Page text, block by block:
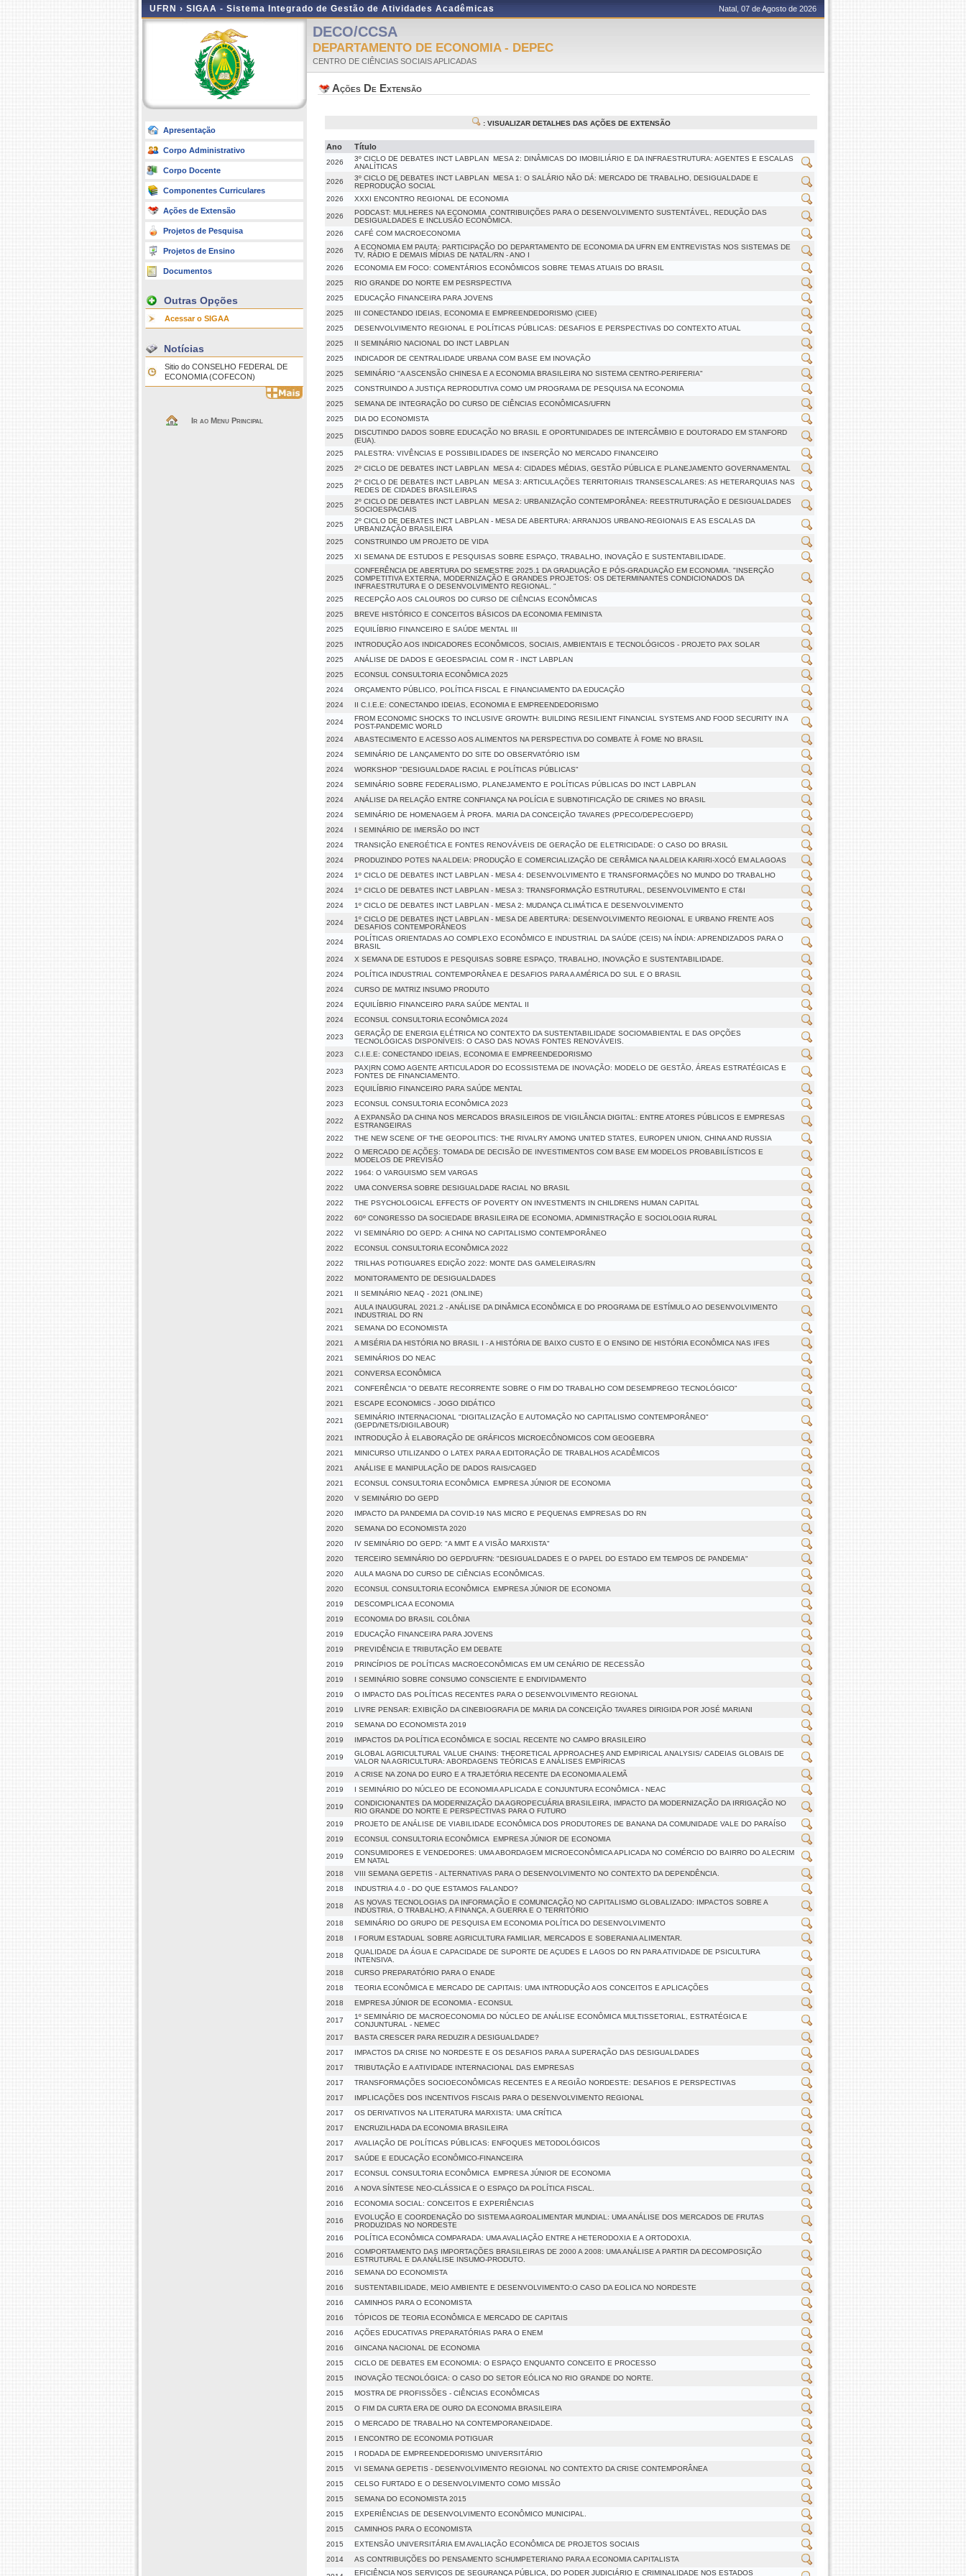
UFRN › SIGAA - Sistema Integrado de Gestão de Atividades Acadêmicas Natal, 07 de Agosto de 2026
Apresentação
Corpo Administrativo
Corpo Docente
Componentes Curriculares
Ações de Extensão
Projetos de Pesquisa
Projetos de Ensino
Documentos
Outras Opções
Acessar o SIGAA
Notícias
Sitio do CONSELHO FEDERAL DE
ECONOMIA (COFECON)
Ir ao Menu Principal
DECO/CCSA
DEPARTAMENTO DE ECONOMIA - DEPEC
CENTRO DE CIÊNCIAS SOCIAIS APLICADAS
Ações De Extensão
: VISUALIZAR DETALHES DAS AÇÕES DE EXTENSÃO
Ano Título
2026
3º CICLO DE DEBATES INCT LABPLAN  MESA 2: DINÂMICAS DO IMOBILIÁRIO E DA INFRAESTRUTURA: AGENTES E ESCALAS
ANALÍTICAS
2026
3º CICLO DE DEBATES INCT LABPLAN  MESA 1: O SALÁRIO NÃO DÁ: MERCADO DE TRABALHO, DESIGUALDADE E
REPRODUÇÃO SOCIAL
2026
XXXI ENCONTRO REGIONAL DE ECONOMIA
2026
PODCAST: MULHERES NA ECONOMIA  CONTRIBUIÇÕES PARA O DESENVOLVIMENTO SUSTENTÁVEL, REDUÇÃO DAS
DESIGUALDADES E INCLUSÃO ECONÔMICA.
2026
CAFÉ COM MACROECONOMIA
2026
A ECONOMIA EM PAUTA: PARTICIPAÇÃO DO DEPARTAMENTO DE ECONOMIA DA UFRN EM ENTREVISTAS NOS SISTEMAS DE
TV, RÁDIO E DEMAIS MÍDIAS DE NATAL/RN - ANO I
2026
ECONOMIA EM FOCO: COMENTÁRIOS ECONÔMICOS SOBRE TEMAS ATUAIS DO BRASIL
2025
RIO GRANDE DO NORTE EM PESRSPECTIVA
2025
EDUCAÇÃO FINANCEIRA PARA JOVENS
2025
III CONECTANDO IDEIAS, ECONOMIA E EMPREENDEDORISMO (CIEE)
2025
DESENVOLVIMENTO REGIONAL E POLÍTICAS PÚBLICAS: DESAFIOS E PERSPECTIVAS DO CONTEXTO ATUAL
2025
II SEMINÁRIO NACIONAL DO INCT LABPLAN
2025
INDICADOR DE CENTRALIDADE URBANA COM BASE EM INOVAÇÃO
2025
SEMINÁRIO "A ASCENSÃO CHINESA E A ECONOMIA BRASILEIRA NO SISTEMA CENTRO-PERIFERIA"
2025
CONSTRUINDO A JUSTIÇA REPRODUTIVA COMO UM PROGRAMA DE PESQUISA NA ECONOMIA
2025
SEMANA DE INTEGRAÇÃO DO CURSO DE CIÊNCIAS ECONÔMICAS/UFRN
2025
DIA DO ECONOMISTA
2025
DISCUTINDO DADOS SOBRE EDUCAÇÃO NO BRASIL E OPORTUNIDADES DE INTERCÂMBIO E DOUTORADO EM STANFORD
(EUA).
2025
PALESTRA: VIVÊNCIAS E POSSIBILIDADES DE INSERÇÃO NO MERCADO FINANCEIRO
2025
2º CICLO DE DEBATES INCT LABPLAN  MESA 4: CIDADES MÉDIAS, GESTÃO PÚBLICA E PLANEJAMENTO GOVERNAMENTAL
2025
2º CICLO DE DEBATES INCT LABPLAN  MESA 3: ARTICULAÇÕES TERRITORIAIS TRANSESCALARES: AS HETERARQUIAS NAS
REDES DE CIDADES BRASILEIRAS
2025
2º CICLO DE DEBATES INCT LABPLAN  MESA 2: URBANIZAÇÃO CONTEMPORÂNEA: REESTRUTURAÇÃO E DESIGUALDADES
SOCIOESPACIAIS
2025
2º CICLO DE DEBATES INCT LABPLAN - MESA DE ABERTURA: ARRANJOS URBANO-REGIONAIS E AS ESCALAS DA
URBANIZAÇÃO BRASILEIRA
2025
CONSTRUINDO UM PROJETO DE VIDA
2025
XI SEMANA DE ESTUDOS E PESQUISAS SOBRE ESPAÇO, TRABALHO, INOVAÇÃO E SUSTENTABILIDADE.
2025
CONFERÊNCIA DE ABERTURA DO SEMESTRE 2025.1 DA GRADUAÇÃO E PÓS-GRADUAÇÃO EM ECONOMIA. "INSERÇÃO
COMPETITIVA EXTERNA, MODERNIZAÇÃO E GRANDES PROJETOS: OS DETERMINANTES CONDICIONADOS DA
INFRAESTRUTURA E O DESENVOLVIMENTO REGIONAL. "
2025
RECEPÇÃO AOS CALOUROS DO CURSO DE CIÊNCIAS ECONÔMICAS
2025
BREVE HISTÓRICO E CONCEITOS BÁSICOS DA ECONOMIA FEMINISTA
2025
EQUILÍBRIO FINANCEIRO E SAÚDE MENTAL III
2025
INTRODUÇÃO AOS INDICADORES ECONÔMICOS, SOCIAIS, AMBIENTAIS E TECNOLÓGICOS - PROJETO PAX SOLAR
2025
ANÁLISE DE DADOS E GEOESPACIAL COM R - INCT LABPLAN
2025
ECONSUL CONSULTORIA ECONÔMICA 2025
2024
ORÇAMENTO PÚBLICO, POLÍTICA FISCAL E FINANCIAMENTO DA EDUCAÇÃO
2024
II C.I.E.E: CONECTANDO IDEIAS, ECONOMIA E EMPREENDEDORISMO
2024
FROM ECONOMIC SHOCKS TO INCLUSIVE GROWTH: BUILDING RESILIENT FINANCIAL SYSTEMS AND FOOD SECURITY IN A
POST-PANDEMIC WORLD
2024
ABASTECIMENTO E ACESSO AOS ALIMENTOS NA PERSPECTIVA DO COMBATE À FOME NO BRASIL
2024
SEMINÁRIO DE LANÇAMENTO DO SITE DO OBSERVATÓRIO ISM
2024
WORKSHOP "DESIGUALDADE RACIAL E POLÍTICAS PÚBLICAS"
2024
SEMINÁRIO SOBRE FEDERALISMO, PLANEJAMENTO E POLÍTICAS PÚBLICAS DO INCT LABPLAN
2024
ANÁLISE DA RELAÇÃO ENTRE CONFIANÇA NA POLÍCIA E SUBNOTIFICAÇÃO DE CRIMES NO BRASIL
2024
SEMINÁRIO DE HOMENAGEM À PROFA. MARIA DA CONCEIÇÃO TAVARES (PPECO/DEPEC/GEPD)
2024
I SEMINÁRIO DE IMERSÃO DO INCT
2024
TRANSIÇÃO ENERGÉTICA E FONTES RENOVÁVEIS DE GERAÇÃO DE ELETRICIDADE: O CASO DO BRASIL
2024
PRODUZINDO POTES NA ALDEIA: PRODUÇÃO E COMERCIALIZAÇÃO DE CERÂMICA NA ALDEIA KARIRI-XOCÓ EM ALAGOAS
2024
1º CICLO DE DEBATES INCT LABPLAN - MESA 4: DESENVOLVIMENTO E TRANSFORMAÇÕES NO MUNDO DO TRABALHO
2024
1º CICLO DE DEBATES INCT LABPLAN - MESA 3: TRANSFORMAÇÃO ESTRUTURAL, DESENVOLVIMENTO E CT&I
2024
1º CICLO DE DEBATES INCT LABPLAN - MESA 2: MUDANÇA CLIMÁTICA E DESENVOLVIMENTO
2024
1º CICLO DE DEBATES INCT LABPLAN - MESA DE ABERTURA: DESENVOLVIMENTO REGIONAL E URBANO FRENTE AOS
DESAFIOS CONTEMPORÂNEOS
2024
POLÍTICAS ORIENTADAS AO COMPLEXO ECONÔMICO E INDUSTRIAL DA SAÚDE (CEIS) NA ÍNDIA: APRENDIZADOS PARA O
BRASIL
2024
X SEMANA DE ESTUDOS E PESQUISAS SOBRE ESPAÇO, TRABALHO, INOVAÇÃO E SUSTENTABILIDADE.
2024
POLÍTICA INDUSTRIAL CONTEMPORÂNEA E DESAFIOS PARA A AMÉRICA DO SUL E O BRASIL
2024
CURSO DE MATRIZ INSUMO PRODUTO
2024
EQUILÍBRIO FINANCEIRO PARA SAÚDE MENTAL II
2024
ECONSUL CONSULTORIA ECONÔMICA 2024
2023
GERAÇÃO DE ENERGIA ELÉTRICA NO CONTEXTO DA SUSTENTABILIDADE SOCIOMABIENTAL E DAS OPÇÕES
TECNOLÓGICAS DISPONÍVEIS: O CASO DAS NOVAS FONTES RENOVÁVEIS.
2023
C.I.E.E: CONECTANDO IDEIAS, ECONOMIA E EMPREENDEDORISMO
2023
PAX|RN COMO AGENTE ARTICULADOR DO ECOSSISTEMA DE INOVAÇÃO: MODELO DE GESTÃO, ÁREAS ESTRATÉGICAS E
FONTES DE FINANCIAMENTO.
2023
EQUILÍBRIO FINANCEIRO PARA SAÚDE MENTAL
2023
ECONSUL CONSULTORIA ECONÔMICA 2023
2022
A EXPANSÃO DA CHINA NOS MERCADOS BRASILEIROS DE VIGILÂNCIA DIGITAL: ENTRE ATORES PÚBLICOS E EMPRESAS
ESTRANGEIRAS
2022
THE NEW SCENE OF THE GEOPOLITICS: THE RIVALRY AMONG UNITED STATES, EUROPEN UNION, CHINA AND RUSSIA
2022
O MERCADO DE AÇÕES: TOMADA DE DECISÃO DE INVESTIMENTOS COM BASE EM MODELOS PROBABILÍSTICOS E
MODELOS DE PREVISÃO
2022
1964: O VARGUISMO SEM VARGAS
2022
UMA CONVERSA SOBRE DESIGUALDADE RACIAL NO BRASIL
2022
THE PSYCHOLOGICAL EFFECTS OF POVERTY ON INVESTMENTS IN CHILDRENS HUMAN CAPITAL
2022
60º CONGRESSO DA SOCIEDADE BRASILEIRA DE ECONOMIA, ADMINISTRAÇÃO E SOCIOLOGIA RURAL
2022
VI SEMINÁRIO DO GEPD: A CHINA NO CAPITALISMO CONTEMPORÂNEO
2022
ECONSUL CONSULTORIA ECONÔMICA 2022
2022
TRILHAS POTIGUARES EDIÇÃO 2022: MONTE DAS GAMELEIRAS/RN
2022
MONITORAMENTO DE DESIGUALDADES
2021
II SEMINÁRIO NEAQ - 2021 (ONLINE)
2021
AULA INAUGURAL 2021.2 - ANÁLISE DA DINÂMICA ECONÔMICA E DO PROGRAMA DE ESTÍMULO AO DESENVOLVIMENTO
INDUSTRIAL DO RN
2021
SEMANA DO ECONOMISTA
2021
A MISÉRIA DA HISTÓRIA NO BRASIL I - A HISTÓRIA DE BAIXO CUSTO E O ENSINO DE HISTÓRIA ECONÔMICA NAS IFES
2021
SEMINÁRIOS DO NEAC
2021
CONVERSA ECONÔMICA
2021
CONFERÊNCIA "O DEBATE RECORRENTE SOBRE O FIM DO TRABALHO COM DESEMPREGO TECNOLÓGICO"
2021
ESCAPE ECONOMICS - JOGO DIDÁTICO
2021
SEMINÁRIO INTERNACIONAL "DIGITALIZAÇÃO E AUTOMAÇÃO NO CAPITALISMO CONTEMPORÂNEO"
(GEPD/NETS/DIGILABOUR)
2021
INTRODUÇÃO À ELABORAÇÃO DE GRÁFICOS MICROECÔNOMICOS COM GEOGEBRA
2021
MINICURSO UTILIZANDO O LATEX PARA A EDITORAÇÃO DE TRABALHOS ACADÊMICOS
2021
ANÁLISE E MANIPULAÇÃO DE DADOS RAIS/CAGED
2021
ECONSUL CONSULTORIA ECONÔMICA  EMPRESA JÚNIOR DE ECONOMIA
2020
V SEMINÁRIO DO GEPD
2020
IMPACTO DA PANDEMIA DA COVID-19 NAS MICRO E PEQUENAS EMPRESAS DO RN
2020
SEMANA DO ECONOMISTA 2020
2020
IV SEMINÁRIO DO GEPD: "A MMT E A VISÃO MARXISTA"
2020
TERCEIRO SEMINÁRIO DO GEPD/UFRN: "DESIGUALDADES E O PAPEL DO ESTADO EM TEMPOS DE PANDEMIA"
2020
AULA MAGNA DO CURSO DE CIÊNCIAS ECONÔMICAS.
2020
ECONSUL CONSULTORIA ECONÔMICA  EMPRESA JÚNIOR DE ECONOMIA
2019
DESCOMPLICA A ECONOMIA
2019
ECONOMIA DO BRASIL COLÔNIA
2019
EDUCAÇÃO FINANCEIRA PARA JOVENS
2019
PREVIDÊNCIA E TRIBUTAÇÃO EM DEBATE
2019
PRINCÍPIOS DE POLÍTICAS MACROECONÔMICAS EM UM CENÁRIO DE RECESSÃO
2019
I SEMINÁRIO SOBRE CONSUMO CONSCIENTE E ENDIVIDAMENTO
2019
O IMPACTO DAS POLÍTICAS RECENTES PARA O DESENVOLVIMENTO REGIONAL
2019
LIVRE PENSAR: EXIBIÇÃO DA CINEBIOGRAFIA DE MARIA DA CONCEIÇÃO TAVARES DIRIGIDA POR JOSÉ MARIANI
2019
SEMANA DO ECONOMISTA 2019
2019
IMPACTOS DA POLÍTICA ECONÔMICA E SOCIAL RECENTE NO CAMPO BRASILEIRO
2019
GLOBAL AGRICULTURAL VALUE CHAINS: THEORETICAL APPROACHES AND EMPIRICAL ANALYSIS/ CADEIAS GLOBAIS DE
VALOR NA AGRICULTURA: ABORDAGENS TEÓRICAS E ANÁLISES EMPÍRICAS
2019
A CRISE NA ZONA DO EURO E A TRAJETÓRIA RECENTE DA ECONOMIA ALEMÃ
2019
I SEMINÁRIO DO NÚCLEO DE ECONOMIA APLICADA E CONJUNTURA ECONÔMICA - NEAC
2019
CONDICIONANTES DA MODERNIZAÇÃO DA AGROPECUÁRIA BRASILEIRA, IMPACTO DA MODERNIZAÇÃO DA IRRIGAÇÃO NO
RIO GRANDE DO NORTE E PERSPECTIVAS PARA O FUTURO
2019
PROJETO DE ANÁLISE DE VIABILIDADE ECONÔMICA DOS PRODUTORES DE BANANA DA COMUNIDADE VALE DO PARAÍSO
2019
ECONSUL CONSULTORIA ECONÔMICA  EMPRESA JÚNIOR DE ECONOMIA
2019
CONSUMIDORES E VENDEDORES: UMA ABORDAGEM MICROECONÔMICA APLICADA NO COMÉRCIO DO BAIRRO DO ALECRIM
EM NATAL
2018
VIII SEMANA GEPETIS - ALTERNATIVAS PARA O DESENVOLVIMENTO NO CONTEXTO DA DEPENDÊNCIA.
2018
INDUSTRIA 4.0 - DO QUE ESTAMOS FALANDO?
2018
AS NOVAS TECNOLOGIAS DA INFORMAÇÃO E COMUNICAÇÃO NO CAPITALISMO GLOBALIZADO: IMPACTOS SOBRE A
INDÚSTRIA, O TRABALHO, A FINANÇA, A GUERRA E O TERRITÓRIO
2018
SEMINÁRIO DO GRUPO DE PESQUISA EM ECONOMIA POLÍTICA DO DESENVOLVIMENTO
2018
I FORUM ESTADUAL SOBRE AGRICULTURA FAMILIAR, MERCADOS E SOBERANIA ALIMENTAR.
2018
QUALIDADE DA ÁGUA E CAPACIDADE DE SUPORTE DE AÇUDES E LAGOS DO RN PARA ATIVIDADE DE PSICULTURA
INTENSIVA.
2018
CURSO PREPARATÓRIO PARA O ENADE
2018
TEORIA ECONÔMICA E MERCADO DE CAPITAIS: UMA INTRODUÇÃO AOS CONCEITOS E APLICAÇÕES
2018
EMPRESA JÚNIOR DE ECONOMIA - ECONSUL
2017
1º SEMINÁRIO DE MACROECONOMIA DO NÚCLEO DE ANÁLISE ECONÔMICA MULTISSETORIAL, ESTRATÉGICA E
CONJUNTURAL - NEMEC
2017
BASTA CRESCER PARA REDUZIR A DESIGUALDADE?
2017
IMPACTOS DA CRISE NO NORDESTE E OS DESAFIOS PARA A SUPERAÇÃO DAS DESIGUALDADES
2017
TRIBUTAÇÃO E A ATIVIDADE INTERNACIONAL DAS EMPRESAS
2017
TRANSFORMAÇÕES SOCIOECONÔMICAS RECENTES E A REGIÃO NORDESTE: DESAFIOS E PERSPECTIVAS
2017
IMPLICAÇÕES DOS INCENTIVOS FISCAIS PARA O DESENVOLVIMENTO REGIONAL
2017
OS DERIVATIVOS NA LITERATURA MARXISTA: UMA CRÍTICA
2017
ENCRUZILHADA DA ECONOMIA BRASILEIRA
2017
AVALIAÇÃO DE POLÍTICAS PÚBLICAS: ENFOQUES METODOLÓGICOS
2017
SAÚDE E EDUCAÇÃO ECONÔMICO-FINANCEIRA
2017
ECONSUL CONSULTORIA ECONÔMICA  EMPRESA JÚNIOR DE ECONOMIA
2016
A NOVA SÍNTESE NEO-CLÁSSICA E O ESPAÇO DA POLÍTICA FISCAL.
2016
ECONOMIA SOCIAL: CONCEITOS E EXPERIÊNCIAS
2016
EVOLUÇÃO E COORDENAÇÃO DO SISTEMA AGROALIMENTAR MUNDIAL: UMA ANÁLISE DOS MERCADOS DE FRUTAS
PRODUZIDAS NO NORDESTE
2016
POLÍTICA ECONÔMICA COMPARADA: UMA AVALIAÇÃO ENTRE A HETERODOXIA E A ORTODOXIA.
2016
COMPORTAMENTO DAS IMPORTAÇÕES BRASILEIRAS DE 2000 A 2008: UMA ANÁLISE A PARTIR DA DECOMPOSIÇÃO
ESTRUTURAL E DA ANÁLISE INSUMO-PRODUTO.
2016
SEMANA DO ECONOMISTA
2016
SUSTENTABILIDADE, MEIO AMBIENTE E DESENVOLVIMENTO:O CASO DA EOLICA NO NORDESTE
2016
CAMINHOS PARA O ECONOMISTA
2016
TÓPICOS DE TEORIA ECONÔMICA E MERCADO DE CAPITAIS
2016
AÇÕES EDUCATIVAS PREPARATÓRIAS PARA O ENEM
2016
GINCANA NACIONAL DE ECONOMIA
2015
CICLO DE DEBATES EM ECONOMIA: O ESPAÇO ENQUANTO CONCEITO E PROCESSO
2015
INOVAÇÃO TECNOLÓGICA: O CASO DO SETOR EÓLICA NO RIO GRANDE DO NORTE.
2015
MOSTRA DE PROFISSÕES - CIÊNCIAS ECONÔMICAS
2015
O FIM DA CURTA ERA DE OURO DA ECONOMIA BRASILEIRA
2015
O MERCADO DE TRABALHO NA CONTEMPORANEIDADE.
2015
I ENCONTRO DE ECONOMIA POTIGUAR
2015
I RODADA DE EMPREENDEDORISMO UNIVERSITÁRIO
2015
VI SEMANA GEPETIS - DESENVOLVIMENTO REGIONAL NO CONTEXTO DA CRISE CONTEMPORÂNEA
2015
CELSO FURTADO E O DESENVOLVIMENTO COMO MISSÃO
2015
SEMANA DO ECONOMISTA 2015
2015
EXPERIÊNCIAS DE DESENVOLVIMENTO ECONÔMICO MUNICIPAL.
2015
CAMINHOS PARA O ECONOMISTA
2015
EXTENSÃO UNIVERSITÁRIA EM AVALIAÇÃO ECONÔMICA DE PROJETOS SOCIAIS
2014
AS CONTRIBUIÇÕES DO PENSAMENTO SCHUMPETERIANO PARA A ECONOMIA CAPITALISTA
EFICIÊNCIA NOS SERVIÇOS DE SEGURANÇA PÚBLICA, DO PODER JUDICIÁRIO E CRIMINALIDADE NOS ESTADOS